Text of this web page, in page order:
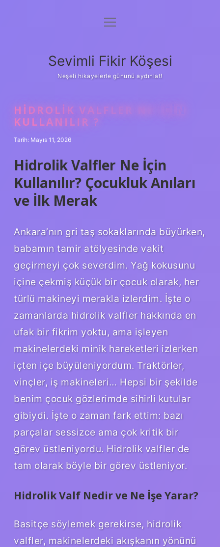
Anasayfa
Yasal Uyarı
menüyü
Sevimli Fikir Köşesi
Neşeli hikayelerle gününü aydınlat!
HIDROLIK VALFLER NE IÇIN
KULLANILIR ?
Tarih: Mayıs 11, 2026
Hidrolik Valfler Ne İçin
Kullanılır? Çocukluk Anıları
ve İlk Merak
Ankara’nın gri taş sokaklarında büyürken,
babamın tamir atölyesinde vakit
geçirmeyi çok severdim. Yağ kokusunu
içine çekmiş küçük bir çocuk olarak, her
türlü makineyi merakla izlerdim. İşte o
zamanlarda hidrolik valfler hakkında en
ufak bir fikrim yoktu, ama işleyen
makinelerdeki minik hareketleri izlerken
içten içe büyüleniyordum. Traktörler,
vinçler, iş makineleri… Hepsi bir şekilde
benim çocuk gözlerimde sihirli kutular
gibiydi. İşte o zaman fark ettim: bazı
parçalar sessizce ama çok kritik bir
görev üstleniyordu. Hidrolik valfler de
tam olarak böyle bir görev üstleniyor.
Hidrolik Valf Nedir ve Ne İşe Yarar?
Basitçe söylemek gerekirse, hidrolik
valfler, makinelerdeki akışkanın yönünü